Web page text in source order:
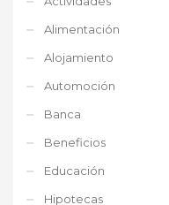
Alimentación
Alojamiento
Automoción
Banca
Beneficios
Educación
Hipotecas